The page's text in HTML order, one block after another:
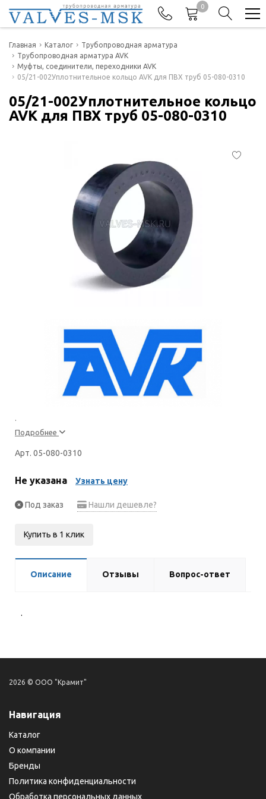
0
Телефоны
+7(977) 474-62-50
Отдел продаж
Главная Каталог
Трубопроводная арматура
Трубопроводная арматура AVK
Муфты, соединители, переходники AVK
05/21-002Уплотнительное кольцо AVK для ПВХ труб 05-080-0310
05/21-002Уплотнительное кольцо
AVK для ПВХ труб 05-080-0310
.
Подробнее
Арт. 05-080-0310
Не указана Узнать цену
Под заказ Нашли дешевле?
Купить в 1 клик
Описание Отзывы Вопрос-ответ
.
2026 © ООО "Крамит"
Навигация
Каталог
О компании
Бренды
Политика конфиденциальности
Обработка персональных данных